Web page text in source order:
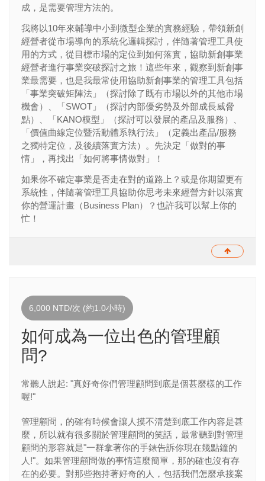
成，是需要管理方法的。
我將以10年來輔導中小到微型企業的實務經驗，帶領新創
經營者從市場導向的系統化邏輯探討，伴隨著管理工具使
用的方式，從目標市場的定位到如何落實，協助新創事業
經營者進行事業突破探討之旅！這些年來，觀察到新創事
業最需要，也是我最常使用協助新創事業的管理工具包括
「事業突破矩陣法」（探討除了既有市場以外的其他市場
機會）、「SWOT 」（探討內部優劣勢及外部成長威脅
點）、「KANO模型」（探討可以發展的產品及服務）、
「價值曲線定位暨活動體系執行法」（定義出產品/服務
之獨特定位，及後續落實方法）。先決定「做對的事
情」，再找出「如何將事情做對」！
如果你不確定事業是否走在對的道路上？或是你期望更有
系統性，伴隨著管理工具協助你思考未來經營方針以落實
你的營運計畫（ Business Plan）？也許我可以幫上你的
忙！
6,000 NTD/次 (約1.0小時)
如何成為一位出色的管理顧
問?
常聽人說起: "真好奇你們管理顧問到底是個甚麼樣的工作
喔!"
管理顧問，的確有時候會讓人摸不清楚到底工作內容是甚
麼，所以就有很多關於管理顧問的笑話，最常聽到對管理
顧問的形容就是"一群拿著你的手錶告訴你現在幾點鐘的
人!"。如果管理顧問做的事情這麼簡單，那的確也沒有存
在的必要。對那些抱持著好奇的人，包括我們怎麼承接案